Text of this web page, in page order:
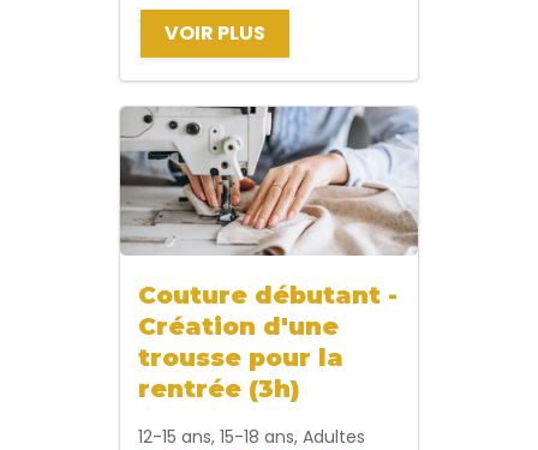
VOIR PLUS
Couture débutant -
Création d'une
trousse pour la
rentrée (3h)
12-15 ans, 15-18 ans, Adultes